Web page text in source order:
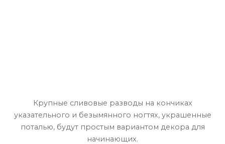
Крупные сливовые разводы на кончиках
указательного и безымянного ногтях, украшенные
поталью, будут простым вариантом декора для
начинающих.